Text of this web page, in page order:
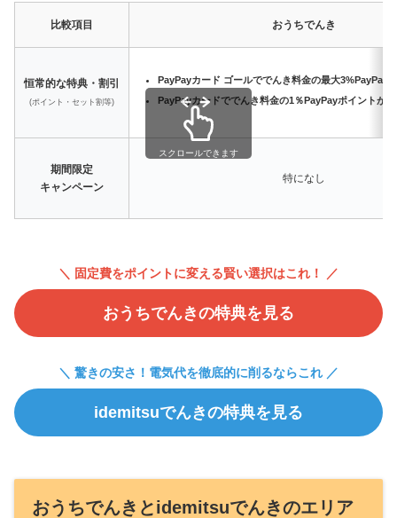
比較項目 おうちでんき
恒常的な特典・割引
(ポイント・セット割等)
PayPayカード ゴールででんき料金の最大3%PayPay
PayPayカードででんき料金の1％PayPayポイントが
期間限定
キャンペーン
特になし
スクロールできます
＼ 固定費をポイントに変える賢い選択はこれ！ ／
おうちでんきの特典を見る
＼ 驚きの安さ！電気代を徹底的に削るならこれ ／
idemitsuでんきの特典を見る
おうちでんきとidemitsuでんきのエリア